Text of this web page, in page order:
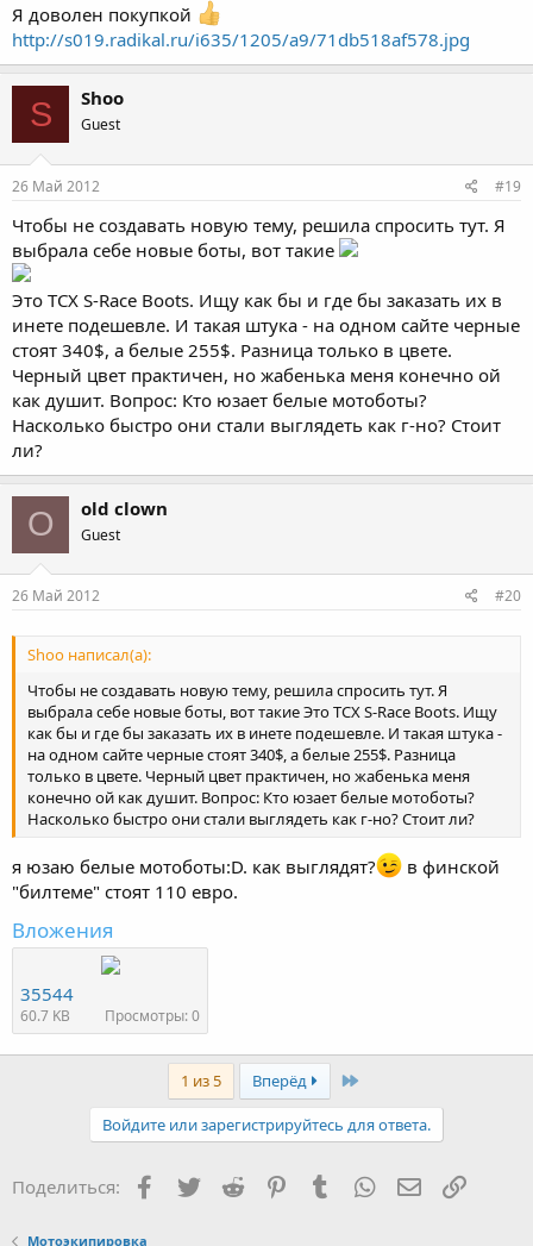
Я доволен покупкой
http://s019.radikal.ru/i635/1205/a9/71db518af578.jpg
S Shoo
Guest
26 Май 2012 #19
Чтобы не создавать новую тему, решила спросить тут. Я
выбрала себе новые боты, вот такие
Это TCX S-Race Boots. Ищу как бы и где бы заказать их в
инете подешевле. И такая штука - на одном сайте черные
стоят 340$, а белые 255$. Разница только в цвете.
Черный цвет практичен, но жабенька меня конечно ой
как душит. Вопрос: Кто юзает белые мотоботы?
Насколько быстро они стали выглядеть как г-но? Стоит
ли?
O old clown
Guest
26 Май 2012 #20
Shoo написал(а):
Чтобы не создавать новую тему, решила спросить тут. Я
выбрала себе новые боты, вот такие Это TCX S-Race Boots. Ищу
как бы и где бы заказать их в инете подешевле. И такая штука -
на одном сайте черные стоят 340$, а белые 255$. Разница
только в цвете. Черный цвет практичен, но жабенька меня
конечно ой как душит. Вопрос: Кто юзает белые мотоботы?
Насколько быстро они стали выглядеть как г-но? Стоит ли?
я юзаю белые мотоботы:D. как выглядят?
в финской
"билтеме" стоят 110 евро.
Вложения
35544
60.7 KB Просмотры: 0
1 из 5 Вперёд Last
Войдите или зарегистрируйтесь для ответа.
Поделиться: Facebook
TwitterReddit PinterestTumblr WhatsApp Ссылка
Мотоэкипировка